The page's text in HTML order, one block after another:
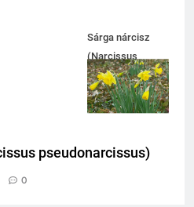
Sárga nárcisz
(Narcissus
pseudonarcissus)
pseudonarcissus)
0